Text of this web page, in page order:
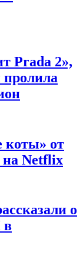
Prada 2»,
пролила
коты» от
Netflix
о
в